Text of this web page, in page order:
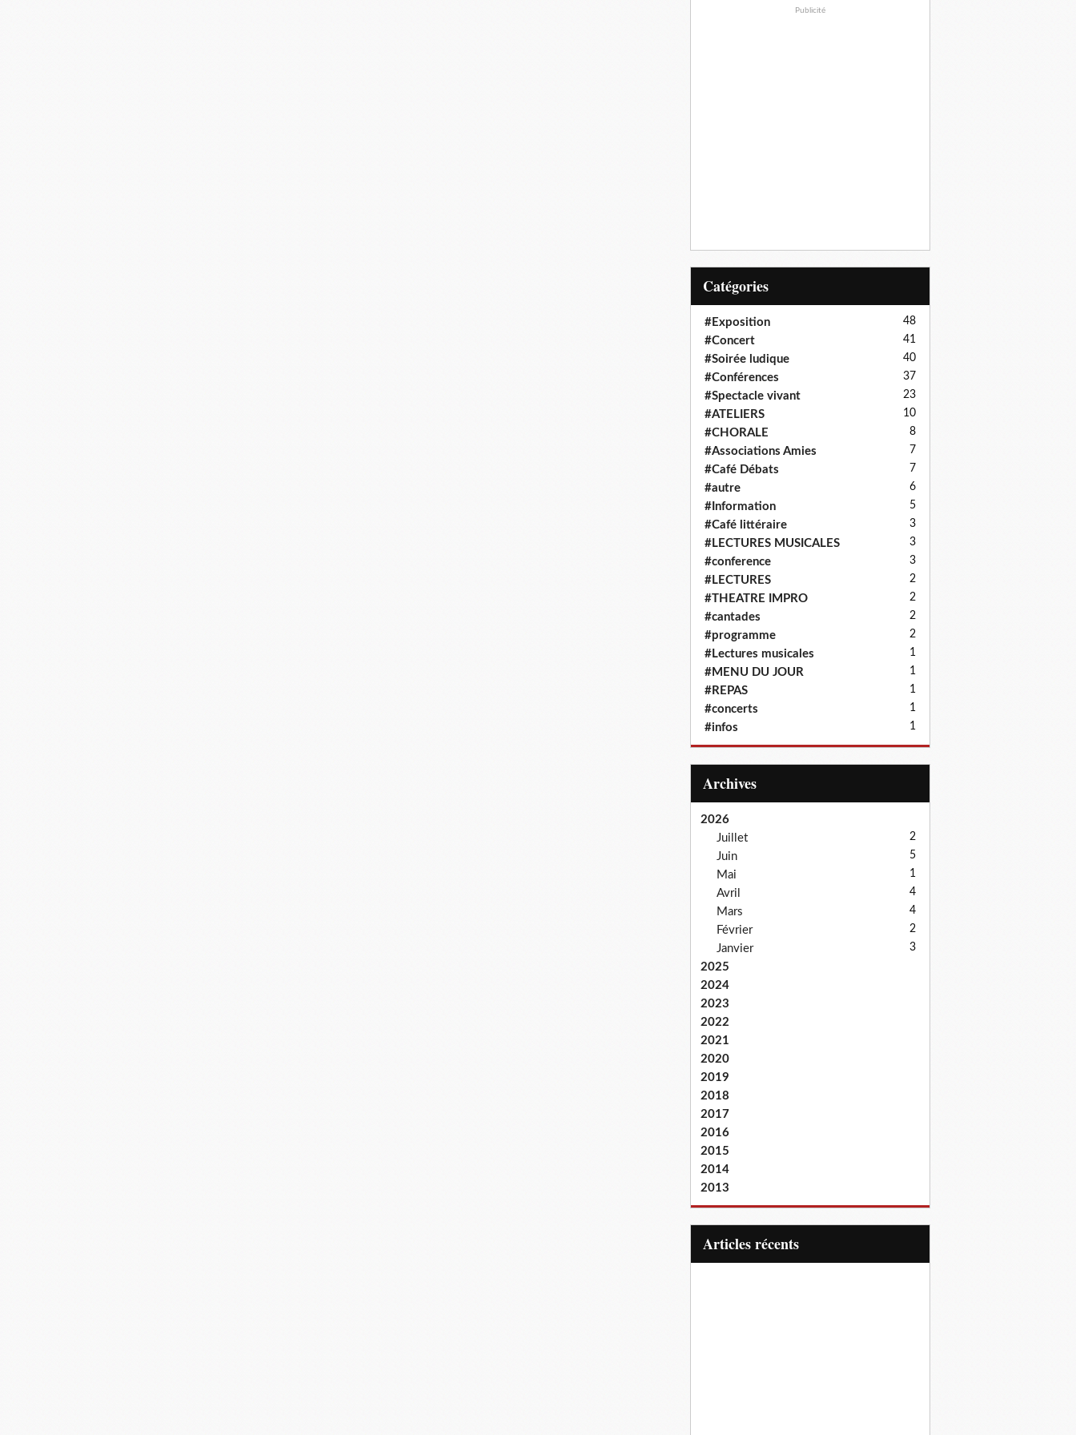
Publicité
Catégories
#Exposition 48
#Concert 41
#Soirée ludique 40
#Conférences 37
#Spectacle vivant 23
#ATELIERS 10
#CHORALE 8
#Associations Amies 7
#Café Débats 7
#autre 6
#Information 5
#Café littéraire 3
#LECTURES MUSICALES 3
#conference 3
#LECTURES 2
#THEATRE IMPRO 2
#cantades 2
#programme 2
#Lectures musicales 1
#MENU DU JOUR 1
#REPAS 1
#concerts 1
#infos 1
Archives
2026
Juillet
2
Juin 5
Mai 1
Avril 4
Mars 4
Février 2
Janvier 3
2025
2024
2023
2022
2021
2020
2019
2018
2017
2016
2015
2014
2013
articles récents